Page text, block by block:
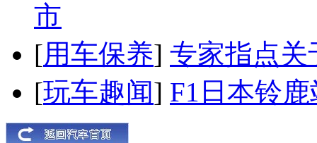
市
[用车保养] 专家指点关
[玩车趣闻] F1日本铃